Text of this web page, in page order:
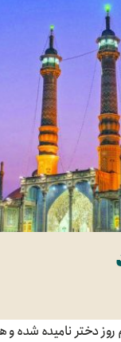
دختر نامیده شده و